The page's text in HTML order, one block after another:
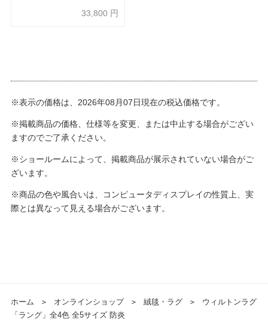
33,800 円
※表示の価格は、2026年08月07日現在の税込価格です。
※掲載商品の価格、仕様等を変更、または中止する場合がござい
ますのでご了承ください。
※ショールームによって、掲載商品が展示されていない場合がご
ざいます。
※商品の色や風合いは、コンピュータディスプレイの性質上、実
際とは異なって見える場合がございます。
ホーム ＞ オンラインショップ ＞ 絨毯・ラグ ＞
ウィルトンラグ
「ラング」全4色 全5サイズ 防炎